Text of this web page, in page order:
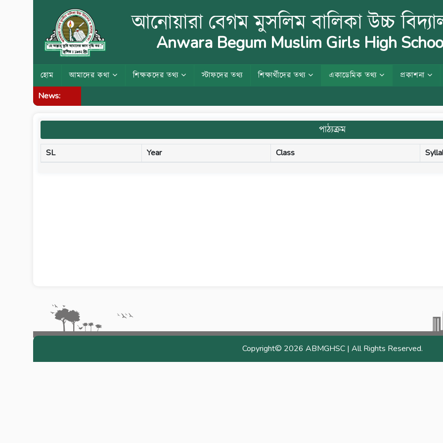
আনোয়ারা বেগম মুসলিম বালিকা উচ্চ
Anwara Begum Muslim Girls High
হোম আমাদের কথা শিক্ষকদের তথ্য স্টাফদের তথ্য শিক্ষার্থীদের তথ্য একাডেমিক তথ্য প্রকাশনা
News:
পাঠ্যক্রম
SL Year Class
Copyright© 2026 ABMGHSC | All Rights Reserved.